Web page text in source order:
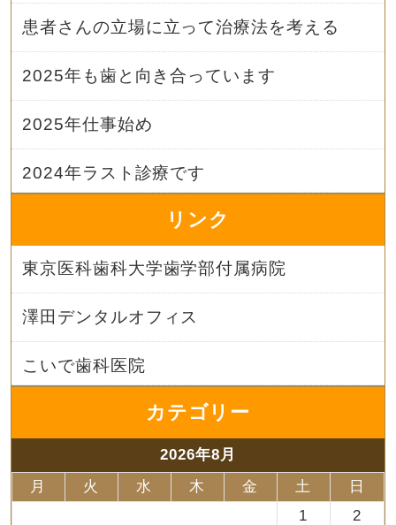
患者さんの立場に立って治療法を考える
2025年も歯と向き合っています
2025年仕事始め
2024年ラスト診療です
リンク
東京医科歯科大学歯学部付属病院
澤田デンタルオフィス
こいで歯科医院
カテゴリー
2026年8月
月
火 水 木 金 土
日
1
2